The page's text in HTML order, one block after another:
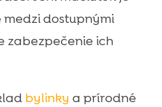
dostupnými
zabezpečenie ich
bylinky a prírodné